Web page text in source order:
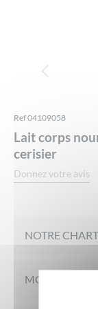
Ref 04109058
Lait corps
cerisier
Donnez votre avis
NOTRE
Formulé
MON